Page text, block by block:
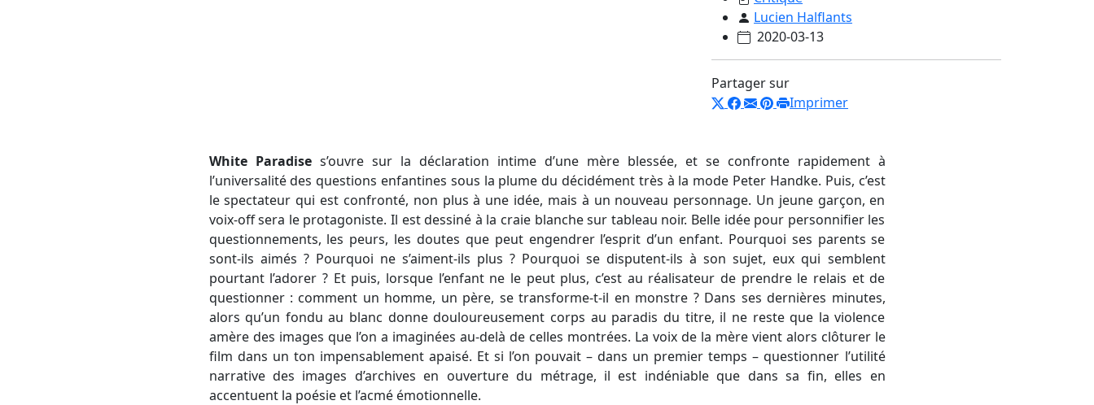
Lucien Halflants
2020-03-13
Partager sur
Imprimer
White Paradises’ouvre sur la déclaration intime d’une mère blessée, et se confronte rapidement à
l’universalité des questions enfantines sous la plume du décidément très à la mode Peter Handke. Puis, c’est
le spectateur qui est confronté, non plus à une idée, mais à un nouveau personnage. Un jeune garçon, en
voix-off sera le protagoniste. Il est dessiné à la craie blanche sur tableau noir. Belle idée pour personnifier les
questionnements, les peurs, les doutes que peut engendrer l’esprit d’un enfant. Pourquoi ses parents se
sont-ils aimés ? Pourquoi ne s’aiment-ils plus ? Pourquoi se disputent-ils à son sujet, eux qui semblent
pourtant l’adorer ? Et puis, lorsque l’enfant ne le peut plus, c’est au réalisateur de prendre le relais et de
questionner : comment un homme, un père, se transforme-t-il en monstre ? Dans ses dernières minutes,
alors qu’un fondu au blanc donne douloureusement corps au paradis du titre, il ne reste que la violence
amère des images que l’on a imaginées au-delà de celles montrées. La voix de la mère vient alors clôturer le
film dans un ton impensablement apaisé. Et si l’on pouvait – dans un premier temps – questionner l’utilité
narrative des images d’archives en ouverture du métrage, il est indéniable que dans sa fin, elles en
accentuent la poésie et l’acmé émotionnelle.